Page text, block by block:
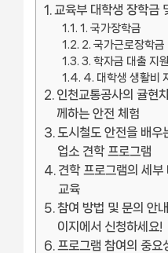
교육부 대학생 장학금
1. 국가장학금
2. 국가근로장학금
3. 학자금 대출 지원
4. 대학생 생활비
인천교통공사의 귤현
께하는 안전 체험
도시철도 안전을 배우
업소 견학 프로그램
견학 프로그램의 세
교육
참여 방법 및 문의 안
이지에서 신청하세요!
프로그램 참여의 중요